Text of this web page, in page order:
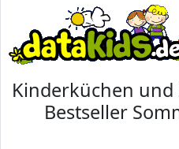
Kinderküchen und
Bestseller